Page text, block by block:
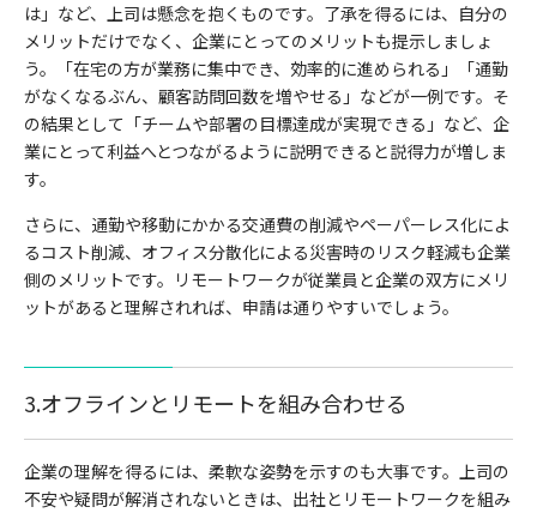
は」など、上司は懸念を抱くものです。了承を得るには、自分の
メリットだけでなく、企業にとってのメリットも提示しましょ
う。「在宅の方が業務に集中でき、効率的に進められる」「通勤
がなくなるぶん、顧客訪問回数を増やせる」などが一例です。そ
の結果として「チームや部署の目標達成が実現できる」など、企
業にとって利益へとつながるように説明できると説得力が増しま
す。
さらに、通勤や移動にかかる交通費の削減やペーパーレス化によ
るコスト削減、オフィス分散化による災害時のリスク軽減も企業
側のメリットです。リモートワークが従業員と企業の双方にメリ
ットがあると理解されれば、申請は通りやすいでしょう。
3.オフラインとリモートを組み合わせる
企業の理解を得るには、柔軟な姿勢を示すのも大事です。上司の
不安や疑問が解消されないときは、出社とリモートワークを組み